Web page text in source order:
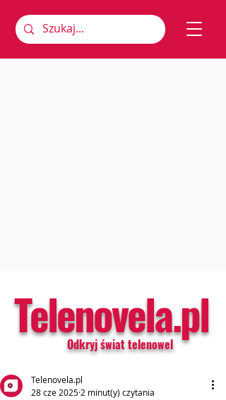
Telenovela.pl
Odkryj świat telenowel
Telenovela.pl
28 cze 2025 2 minut(y) czytania